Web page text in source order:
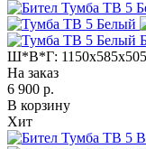
Ш*В*Г: 1150x585x505
На заказ
6 900 р.
В корзину
Хит